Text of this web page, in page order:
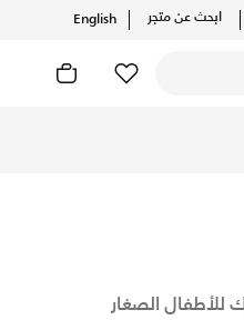
ابحث عن متجر English
للأطفال الصغار